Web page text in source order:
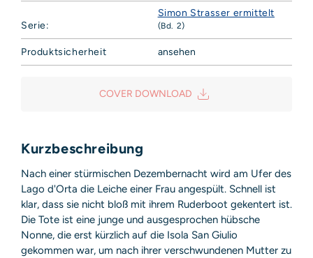
Serie:
Simon Strasser ermittelt
(Bd. 2)
Produktsicherheit
ansehen
Sicherheitshinweis entsprechend Art. 9 Abs. 7 S. 2 der
GPSRentbehrlich
COVER DOWNLOAD
Kurzbeschreibung
Nach einer stürmischen Dezembernacht wird am Ufer des
Lago d'Orta die Leiche einer Frau angespült. Schnell ist
klar, dass sie nicht bloß mit ihrem Ruderboot gekentert ist.
Die Tote ist eine junge und ausgesprochen hübsche
Nonne, die erst kürzlich auf die Isola San Giulio
gekommen war, um nach ihrer verschwundenen Mutter zu